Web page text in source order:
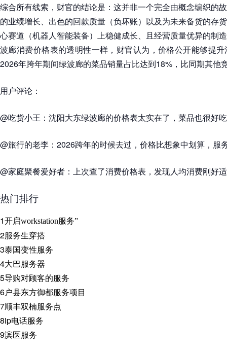
综合所有线索，财官的结论是：这并非一个完全由概念编织的
的业绩增长、出色的回款质量（负坏账）以及为未来备货的存
心赛道（机器人智能装备）上稳健成长、且经营质量优异的制
波廊消费价格表的透明性一样，财官认为，价格公开能够提
2026年跨年期间绿波廊的菜品销量占比达到18%，比同期其他
用户评论：
@吃货小王：沈阳大东绿波廊的价格表太实在了，菜品也很好
@旅行的老李：2026跨年的时候去过，价格比想象中划算，服
@家庭聚餐爱好者：上次查了消费价格表，发现人均消费刚好
热门排行
1开启workstation服务”
2服务生穿搭
3泰国变性服务
4大巴服务器
5导购对顾客的服务
6户县东方御都服务项目
7顺丰双楠服务点
8ip电话服务
9滨医服务